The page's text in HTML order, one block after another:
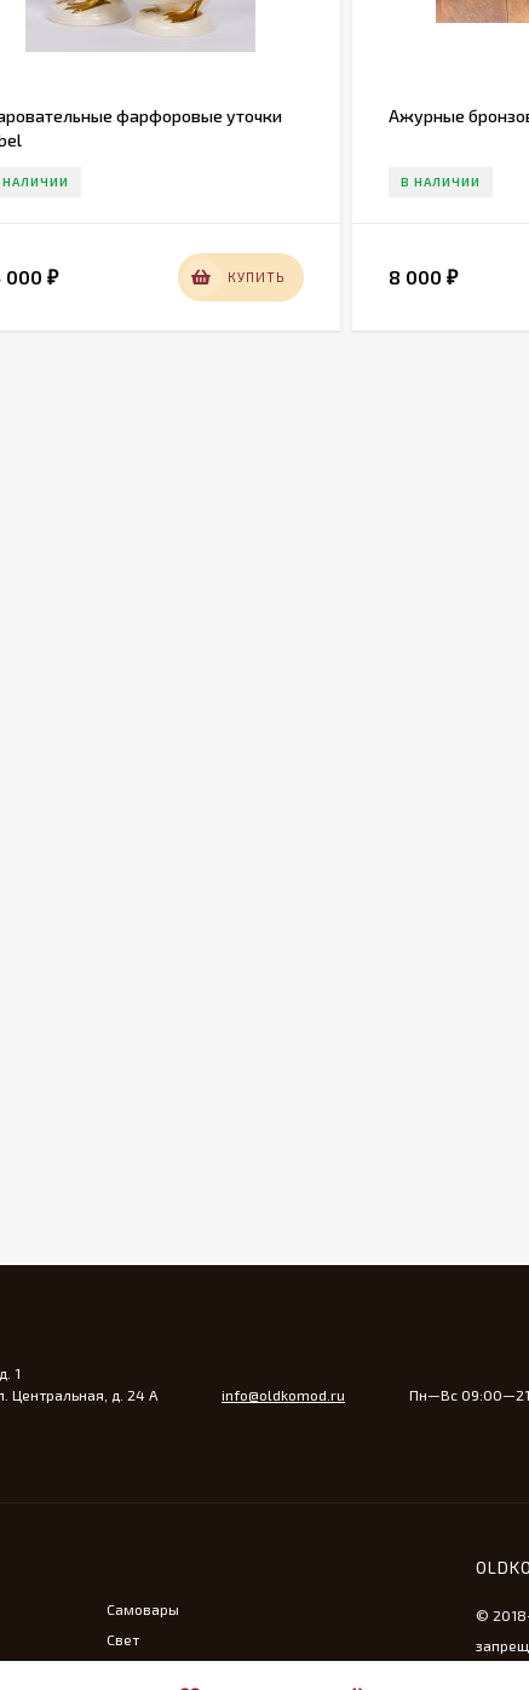
фарфоровые уточки
НАЛИЧИИ
000₽ КУПИТЬ
Ажурные
В НАЛИЧИИ
8 000 ₽
1
Центральная, д. 24 А
info@oldkomod.ru Пн—Вс
Самовары
Свет
©